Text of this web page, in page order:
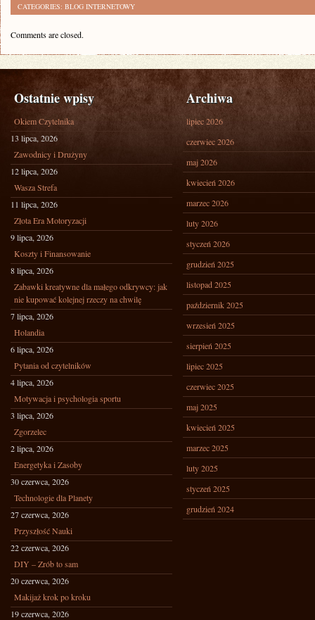
CATEGORIES: BLOG INTERNETOWY
Comments are closed.
Ostatnie wpisy
Okiem Czytelnika
13 lipca, 2026
Zawodnicy i Drużyny
12 lipca, 2026
Wasza Strefa
11 lipca, 2026
Złota Era Motoryzacji
9 lipca, 2026
Koszty i Finansowanie
8 lipca, 2026
Zabawki kreatywne dla małego odkrywcy: jak
nie kupować kolejnej rzeczy na chwilę
7 lipca, 2026
Holandia
6 lipca, 2026
Pytania od czytelników
4 lipca, 2026
Motywacja i psychologia sportu
3 lipca, 2026
Zgorzelec
2 lipca, 2026
Energetyka i Zasoby
30 czerwca, 2026
Technologie dla Planety
27 czerwca, 2026
Przyszłość Nauki
22 czerwca, 2026
DIY – Zrób to sam
20 czerwca, 2026
Makijaż krok po kroku
19 czerwca, 2026
Archiwa
lipiec 2026
czerwiec 2026
maj 2026
kwiecień 2026
marzec 2026
luty 2026
styczeń 2026
grudzień 2025
listopad 2025
październik 2025
wrzesień 2025
sierpień 2025
lipiec 2025
czerwiec 2025
maj 2025
kwiecień 2025
marzec 2025
luty 2025
styczeń 2025
grudzień 2024